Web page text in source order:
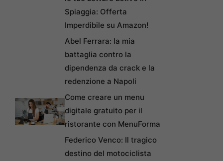
Spiaggia: Offerta
Imperdibile su Amazon!
Abel Ferrara: la mia
battaglia contro la
dipendenza da crack e la
redenzione a Napoli
Come creare un menu
digitale gratuito per il
ristorante con MenuForma
Federico Venco: Il tragico
destino del motociclista